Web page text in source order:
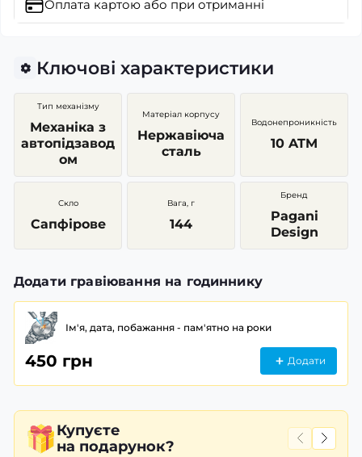
Оплата картою або при отриманні
Ключові характеристики
Тип механізму
Механіка з
автопідзавод
ом
Матеріал корпусу
Нержавіюча
сталь
Водонепроникність
10 ATM
Скло
Сапфірове
Вага, г
144
Бренд
Pagani
Design
Додати гравіювання на годиннику
Ім'я, дата, побажання - пам'ятно на роки
450 грн Додати
Купуєте
на подарунок?